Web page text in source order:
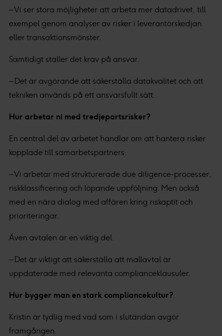
– Vi ser stora möjligheter att arbeta mer datadrivet, till
exempel genom analyser av risker i leverantörskedjan
eller transaktionsmönster.
Samtidigt ställer det krav på ansvar.
– Det är avgörande att säkerställa datakvalitet och att
tekniken används på ett ansvarsfullt sätt.
Hur arbetar ni med tredjepartsrisker?
En central del av arbetet handlar om att hantera risker
kopplade till samarbetspartners.
– Vi arbetar med strukturerade due diligence-processer,
riskklassificering och löpande uppföljning. Men också
med en nära dialog med affären kring riskaptit och
prioriteringar.
Även avtalen är en viktig del.
– Det är viktigt att säkerställa att mallavtal är
uppdaterade med relevanta complianceklausuler.
Hur bygger man en stark compliancekultur?
Kristin är tydlig med vad som i slutändan avgör
framgången.